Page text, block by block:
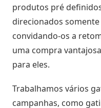
Compra
Destaques
e
Inteligência
com
produtos pré
direcionados
convidando-os a
uma compra
para eles.
Trabalhamos vários
campanhas, como